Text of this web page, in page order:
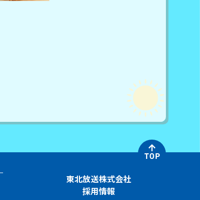
東北放送株式会社
採用情報